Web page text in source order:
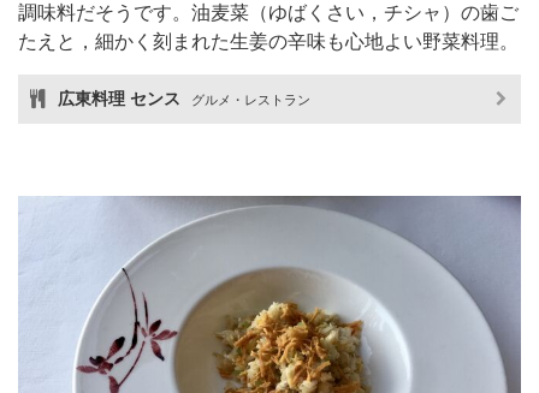
調味料だそうです。油麦菜（ゆばくさい，チシャ）の歯ご
たえと，細かく刻まれた生姜の辛味も心地よい野菜料理。
広東料理 センス グルメ・レストラン